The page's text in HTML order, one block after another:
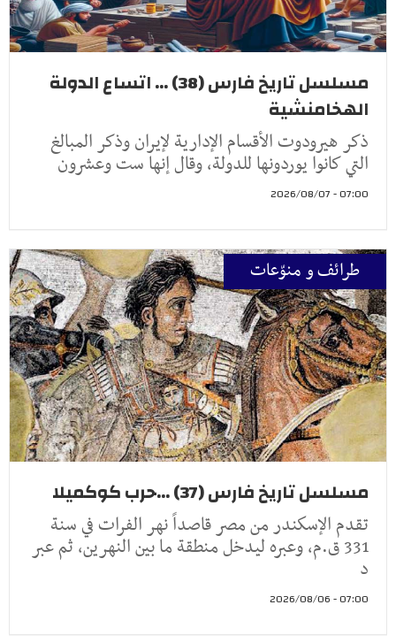
مسلسل تاريخ فارس (38) ... اتساع الدولة
الهخامنشية
ذكر هيرودوت الأقسام الإدارية لإيران وذكر المبالغ
التي كانوا يوردونها للدولة، وقال إنها ست وعشرون
07:00 - 2026/08/07
طرائف و منوّعات
مسلسل تاريخ فارس (37) ...حرب كوكميلا
تقدم الإسكندر من مصر قاصداً نهر الفرات في سنة
331 ق.م، وعبره ليدخل منطقة ما بين النهرين، ثم عبر
د
07:00 - 2026/08/06